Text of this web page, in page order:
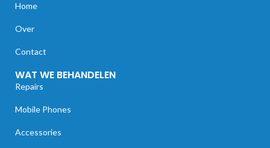
Home
Over
Contact
WAT WE BEHANDELEN
Repairs
Mobile Phones
Accessories